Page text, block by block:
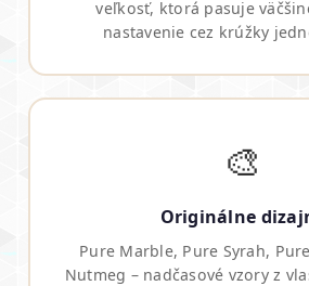
veľkosť, ktorá pasuje
nastavenie cez krúžky
🎨
Originálne
Pure Marble, Pure Syrah,
Nutmeg – nadčasové vzory z